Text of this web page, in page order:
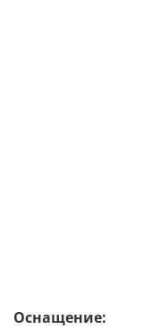
Оснащение: